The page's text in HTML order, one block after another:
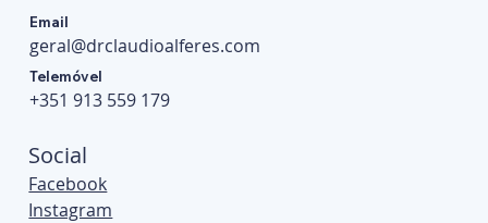
Quando extrair o dente do siso? Sinais de
alerta e critérios clínicos
Email
geral@drclaudioalferes.com
Telemóvel
+351 913 559 179
Social
Facebook
Instagram